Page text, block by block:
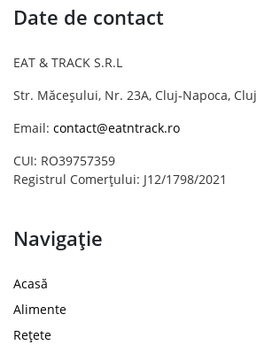
Date de contact
EAT & TRACK S.R.L
Str. Măceșului, Nr. 23A, Cluj-Napoca, Cluj
Email: contact@eatntrack.ro
CUI: RO39757359
Registrul Comerțului: J12/1798/2021
Navigație
Acasă
Alimente
Rețete